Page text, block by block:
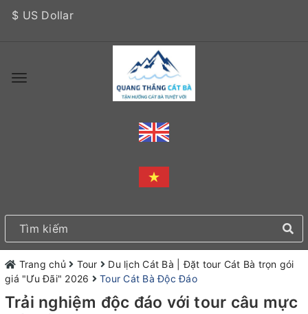
$ US Dollar
Trang chủ Tour
Du lịch Cát Bà | Đặt tour Cát Bà trọn gói
giá "Ưu Đãi" 2026
Tour Cát Bà Độc Đáo
Trải nghiệm độc đáo với tour câu mực